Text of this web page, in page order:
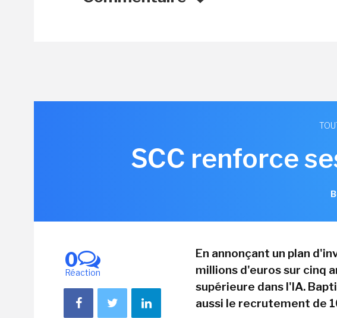
SCC renforce
0
Réaction
En annonçant un plan
millions d'euros sur cinq
supérieure dans l'IA.
aussi le recrutement de